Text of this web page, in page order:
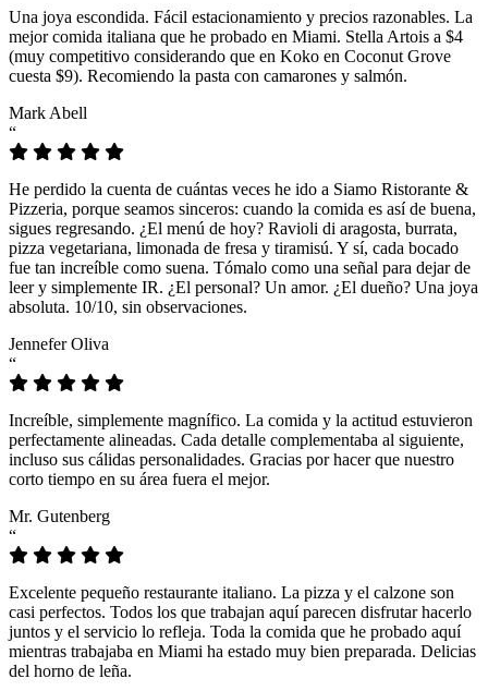
Una joya escondida. Fácil estacionamiento y precios razonables. La
mejor comida italiana que he probado en Miami. Stella Artois a $4
(muy competitivo considerando que en Koko en Coconut Grove
cuesta $9). Recomiendo la pasta con camarones y salmón.
Mark Abell
“
He perdido la cuenta de cuántas veces he ido a Siamo Ristorante &
Pizzeria, porque seamos sinceros: cuando la comida es así de buena,
sigues regresando. ¿El menú de hoy? Ravioli di aragosta, burrata,
pizza vegetariana, limonada de fresa y tiramisú. Y sí, cada bocado
fue tan increíble como suena. Tómalo como una señal para dejar de
leer y simplemente IR. ¿El personal? Un amor. ¿El dueño? Una joya
absoluta. 10/10, sin observaciones.
Jennefer Oliva
“
Increíble, simplemente magnífico. La comida y la actitud estuvieron
perfectamente alineadas. Cada detalle complementaba al siguiente,
incluso sus cálidas personalidades. Gracias por hacer que nuestro
corto tiempo en su área fuera el mejor.
Mr. Gutenberg
“
Excelente pequeño restaurante italiano. La pizza y el calzone son
casi perfectos. Todos los que trabajan aquí parecen disfrutar hacerlo
juntos y el servicio lo refleja. Toda la comida que he probado aquí
mientras trabajaba en Miami ha estado muy bien preparada. Delicias
del horno de leña.